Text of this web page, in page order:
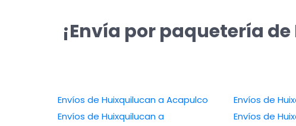
¡Envía por paquetería
Envíos de Huixquilucan a Acapulco
Envíos de Huixquilucan a
Envíos de
Envíos de